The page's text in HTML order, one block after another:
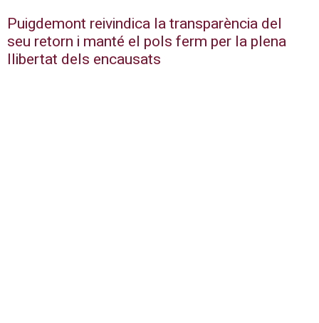
Puigdemont reivindica la transparència del
seu retorn i manté el pols ferm per la plena
llibertat dels encausats